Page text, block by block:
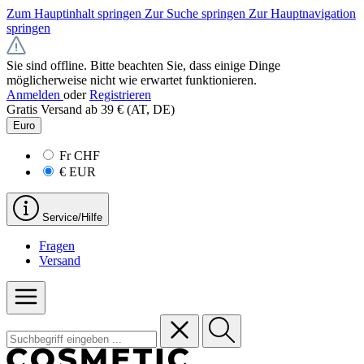
Zum Hauptinhalt springen Zur Suche springen Zur Hauptnavigation
springen
Sie sind offline. Bitte beachten Sie, dass einige Dinge
möglicherweise nicht wie erwartet funktionieren.
Anmelden oder Registrieren
Gratis Versand ab 39 € (AT, DE)
Euro
FrCHF
€ EUR
Service/Hilfe
Fragen
Versand